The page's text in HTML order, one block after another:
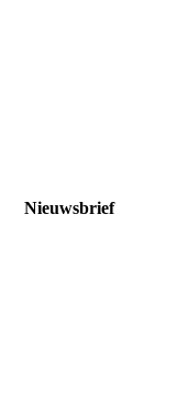
Nieuwsbrief